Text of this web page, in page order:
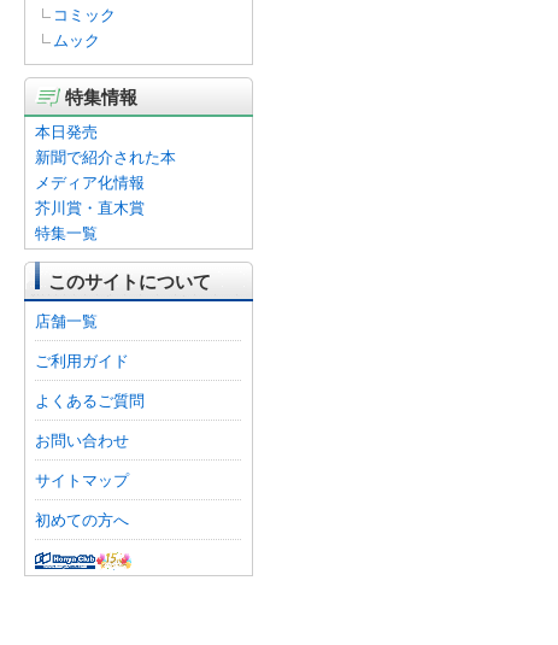
コミック
ムック
特集情報
本日発売
新聞で紹介された本
メディア化情報
芥川賞・直木賞
特集一覧
このサイトについて
店舗一覧
ご利用ガイド
よくあるご質問
お問い合わせ
サイトマップ
初めての方へ